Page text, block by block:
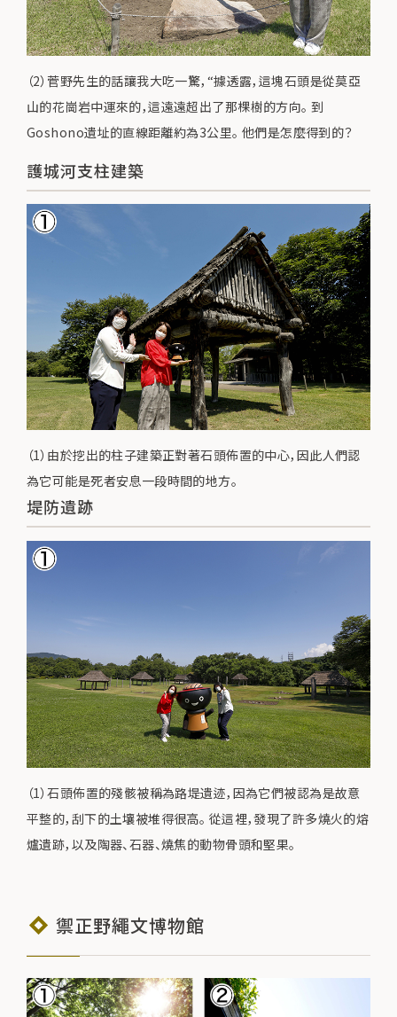
（2）菅野先生的話讓我大吃一驚，“據透露，這塊石頭是從莫亞
山的花崗岩中運來的，這遠遠超出了那棵樹的方向。 到
Goshono遺址的直線距離約為3公里。 他們是怎麼得到的？
護城河支柱建築
（1）由於挖出的柱子建築正對著石頭佈置的中心，因此人們認
為它可能是死者安息一段時間的地方。
堤防遺跡
（1）石頭佈置的殘骸被稱為路堤遺迹，因為它們被認為是故意
平整的，刮下的土壤被堆得很高。 從這裡，發現了許多燒火的熔
爐遺跡，以及陶器、石器、燒焦的動物骨頭和堅果。
禦正野繩文博物館